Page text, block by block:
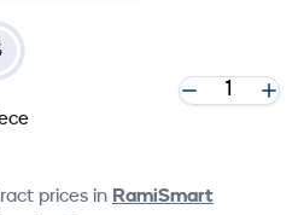
prices in RamiSmart